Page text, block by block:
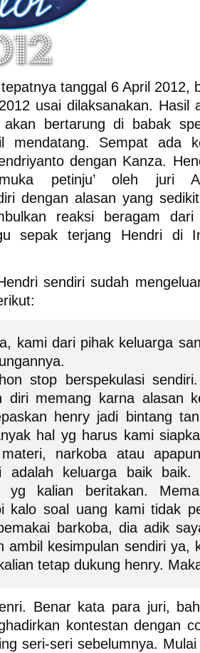
tepatnya tanggal 6 April 2012,
usai dilaksanakan. Hasil
akan bertarung di babak
mendatang. Sempat ada
dengan Kanza.
petinju’ oleh juri
dengan alasan yang sedikit
reaksi beragam
sepak terjang Hendri di
sendiri sudah
kami dari pihak keluarga
stop berspekulasi
diri memang karna alasan
henry jadi bintang
hal yg harus kami
narkoba atau
adalah keluarga baik baik.
yg kalian beritakan.
kalo soal uang kami tidak
barkoba, dia adik
ambil kesimpulan sendiri ya,
tetap dukung henry.
Benar kata para juri,
kontestan dengan
seri-seri sebelumnya.